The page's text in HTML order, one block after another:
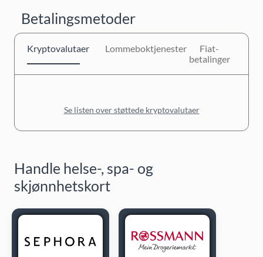
Betalingsmetoder
Kryptovalutaer Lommeboktjenester
Fiat-
betalinger
Se listen over støttede kryptovalutaer
Handle helse-, spa- og
skjønnhetskort